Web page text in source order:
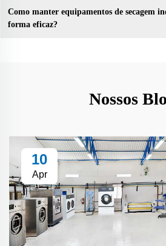
Como manter equipamentos de secagem
forma eficaz?
Nossos
10
Apr